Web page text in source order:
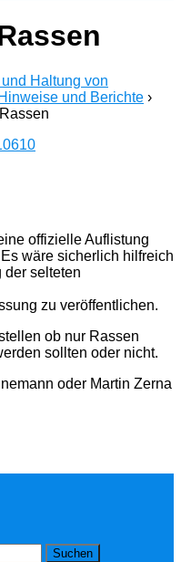
Haltung von
und Berichte ›
offizielle Auflistung
wäre sicherlich hilfreich
der selteten
zu veröffentlichen.
ob nur Rassen
sollten oder nicht.
oder Martin Zerna